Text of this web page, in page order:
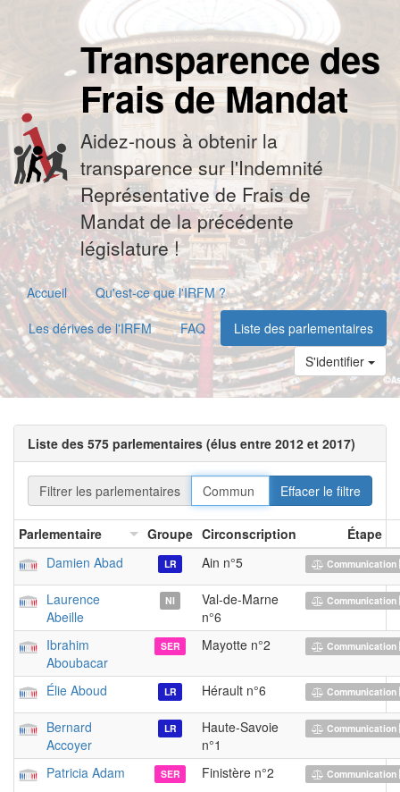
Transparence des
Frais de Mandat
Aidez-nous à obtenir la
transparence sur l'Indemnité
Représentative de Frais de
Mandat de la précédente
législature !
Accueil
Qu'est-ce que l'IRFM ?
Les dérives de l'IRFM
FAQ
Liste des parlementaires
S'identifier
Liste des 575 parlementaires (élus entre 2012 et 2017)
Filtrer les parlementaires Effacer le filtre
Parlementaire Groupe Circonscription
Étape
Damien Abad
LR Ain n°5
Laurence
Abeille
NI
Val-de-Marne
n°6
Ibrahim
Aboubacar
SER Mayotte n°2
Élie Aboud LR Hérault n°6
Bernard
Accoyer
LR
Haute-Savoie
n°1
Patricia Adam SER Finistère n°2